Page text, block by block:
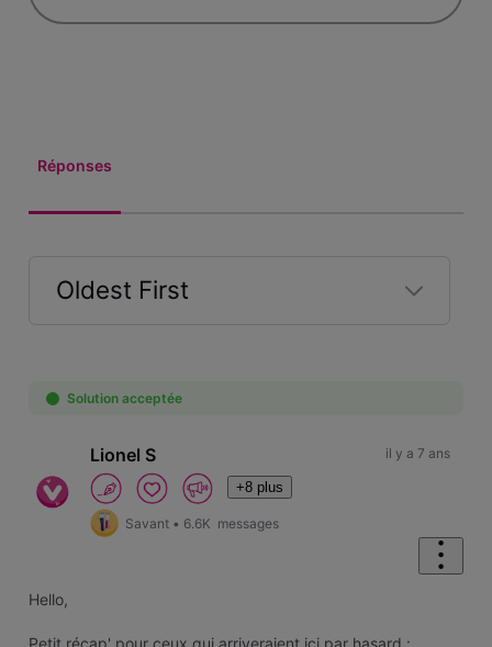
Réponses
Oldest First
First
Solution acceptée
Lionel S
+8 plus
Savant • 6.6K messages
il y a 7 ans
Hello,